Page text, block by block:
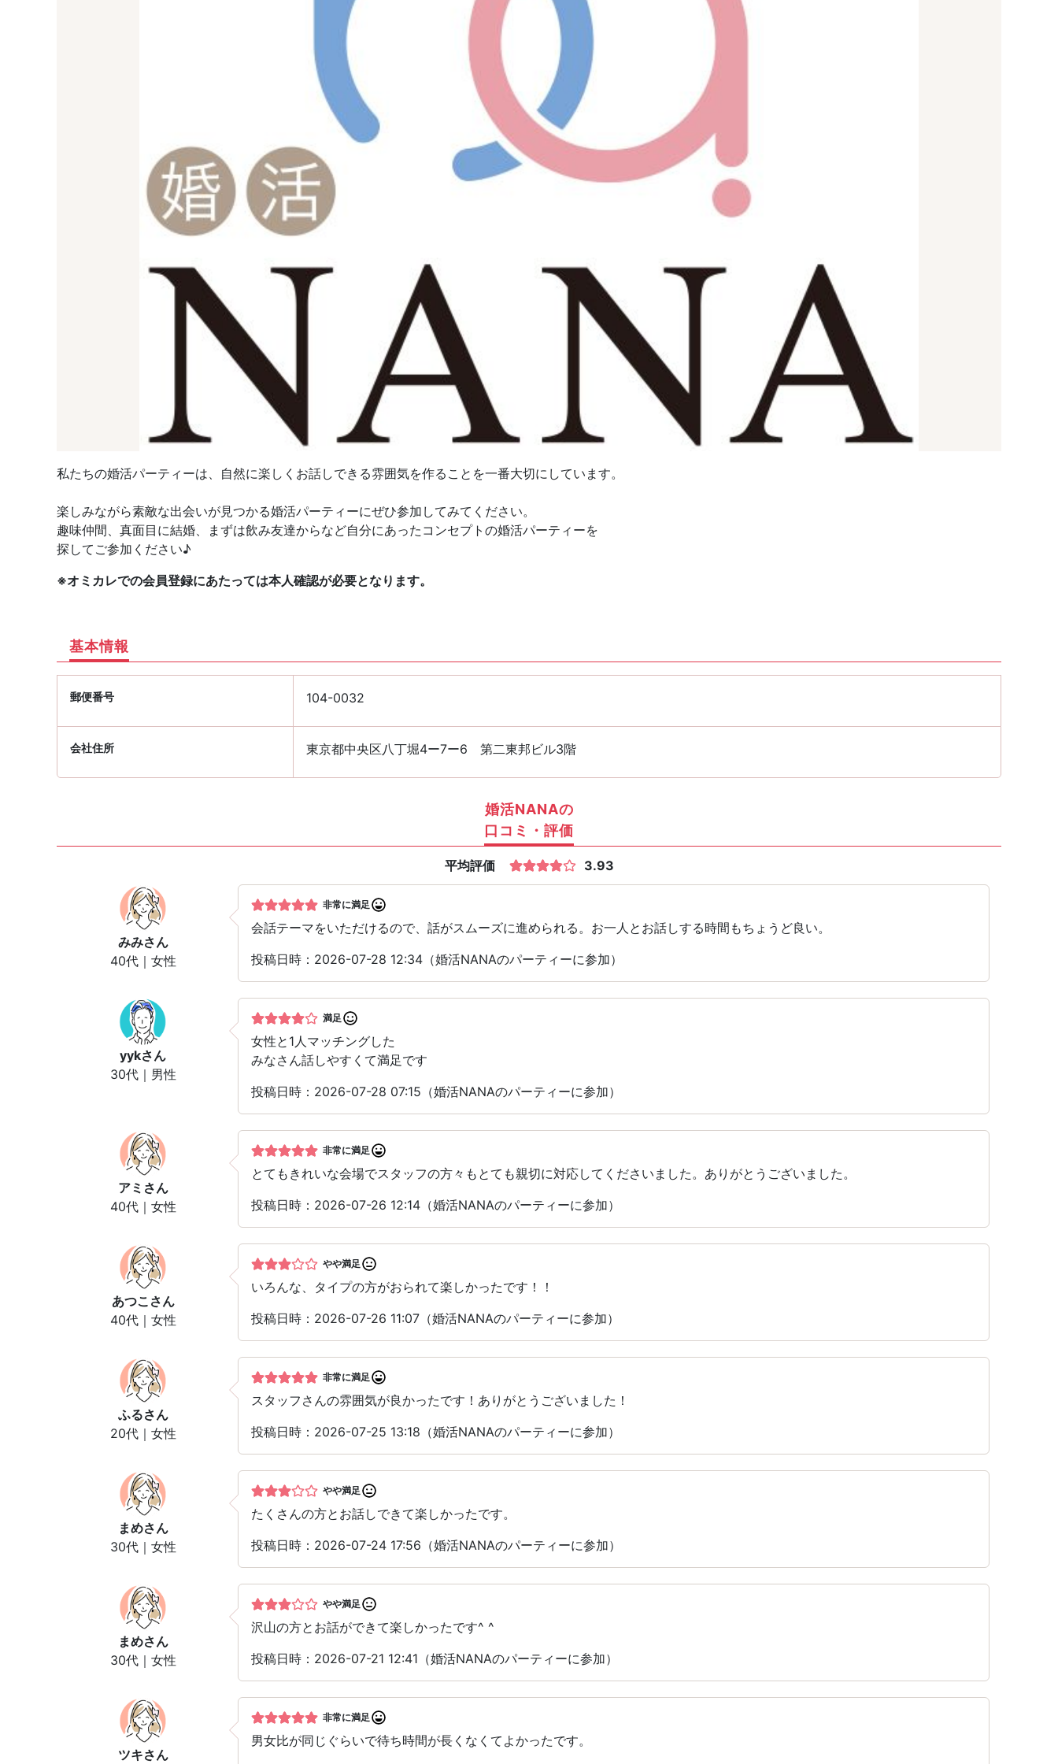
私たちの婚活パーティーは、自然に楽しくお話しできる雰囲気を作ることを一番大切にしています。
楽しみながら素敵な出会いが見つかる婚活パーティーにぜひ参加してみてください。
趣味仲間、真面目に結婚、まずは飲み友達からなど自分にあったコンセプトの婚活パーティーを
探してご参加ください♪
※オミカレでの会員登録にあたっては本人確認が必要となります。
基本情報
郵便番号 104-0032
会社住所 東京都中央区八丁堀4ー7ー6 第二東邦ビル3階
婚活NANAの
口コミ・評価
平均評価 3.93
みみさん
40代｜女性
非常に満足
会話テーマをいただけるので、話がスムーズに進められる。お一人とお話しする時間もちょうど良い。
投稿日時：2026-07-28 12:34（婚活NANAのパーティーに参加）
yykさん
30代｜男性
満足
女性と1人マッチングした
みなさん話しやすくて満足です
投稿日時：2026-07-28 07:15（婚活NANAのパーティーに参加）
アミ さん
40代｜女性
非常に満足
とてもきれいな会場でスタッフの方々もとても親切に対応してくださいました。ありがとうございました。
投稿日時：2026-07-26 12:14（婚活NANAのパーティーに参加）
あつこ さん
40代｜女性
やや満足
いろんな、タイプの方がおられて楽しかったです！！
投稿日時：2026-07-26 11:07（婚活NANAのパーティーに参加）
ふるさん
20代｜女性
非常に満足
スタッフさんの雰囲気が良かったです！ありがとうございました！
投稿日時：2026-07-25 13:18（婚活NANAのパーティーに参加）
まめさん
30代｜女性
やや満足
たくさんの方とお話しできて楽しかったです。
投稿日時：2026-07-24 17:56（婚活NANAのパーティーに参加）
まめさん
30代｜女性
やや満足
沢山の方とお話ができて楽しかったです^ ^
投稿日時：2026-07-21 12:41（婚活NANAのパーティーに参加）
ツキさん
非常に満足
男女比が同じぐらいで待ち時間が長くなくてよかったです。